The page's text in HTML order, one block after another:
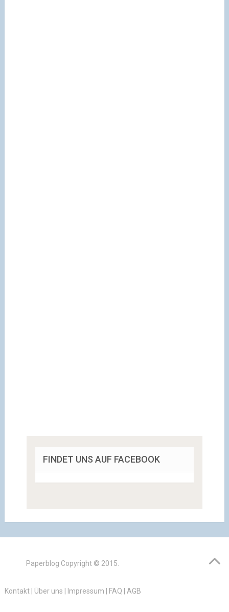
FINDET UNS AUF FACEBOOK
Paperblog Copyright © 2015.
Kontakt| Über uns Impressum FAQ AGB